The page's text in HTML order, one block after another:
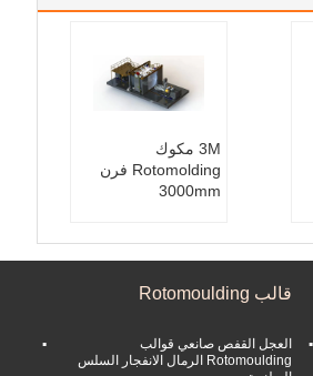
3M مكوك
Rotomolding فرن
3000mm
قالب Rotomoulding
العجل القفص صانعي قوالب
Rotomoulding الرمال الانفجار السلس